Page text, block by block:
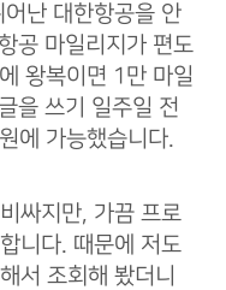
난 대한항공을 안
공 마일리지가 편도
왕복이면 1만 마일
을 쓰기 일주일 전
에 가능했습니다.
싸지만, 가끔 프로
니다. 때문에 저도
서 조회해 봤더니